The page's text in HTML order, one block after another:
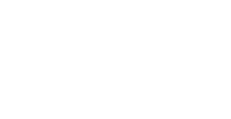
كلمة السر